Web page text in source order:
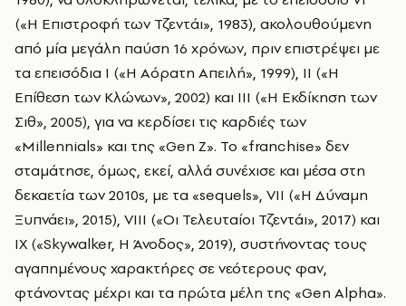
(«Η Επιστροφή των Τζεντάι», 1983), ακολουθούμενη
από μία μεγάλη παύση 16 χρόνων, πριν επιστρέψει με
τα επεισόδια I («Η Αόρατη Απειλή», 1999), II («Η
Επίθεση των Κλώνων», 2002) και ΙΙΙ («Η Εκδίκηση των
Σιθ», 2005), για να κερδίσει τις καρδιές των
«Millennials» και της «Gen Z». Το «franchise» δεν
σταμάτησε, όμως, εκεί, αλλά συνέχισε και μέσα στη
δεκαετία των 2010s, με τα «sequels», VII («Η Δύναμη
Ξυπνάει», 2015), VIII («Οι Τελευταίοι Τζεντάι», 2017) και
IX («Skywalker, Η Άνοδος», 2019), συστήνοντας τους
αγαπημένους χαρακτήρες σε νεότερους φαν,
φτάνοντας μέχρι και τα πρώτα μέλη της «Gen Alpha».